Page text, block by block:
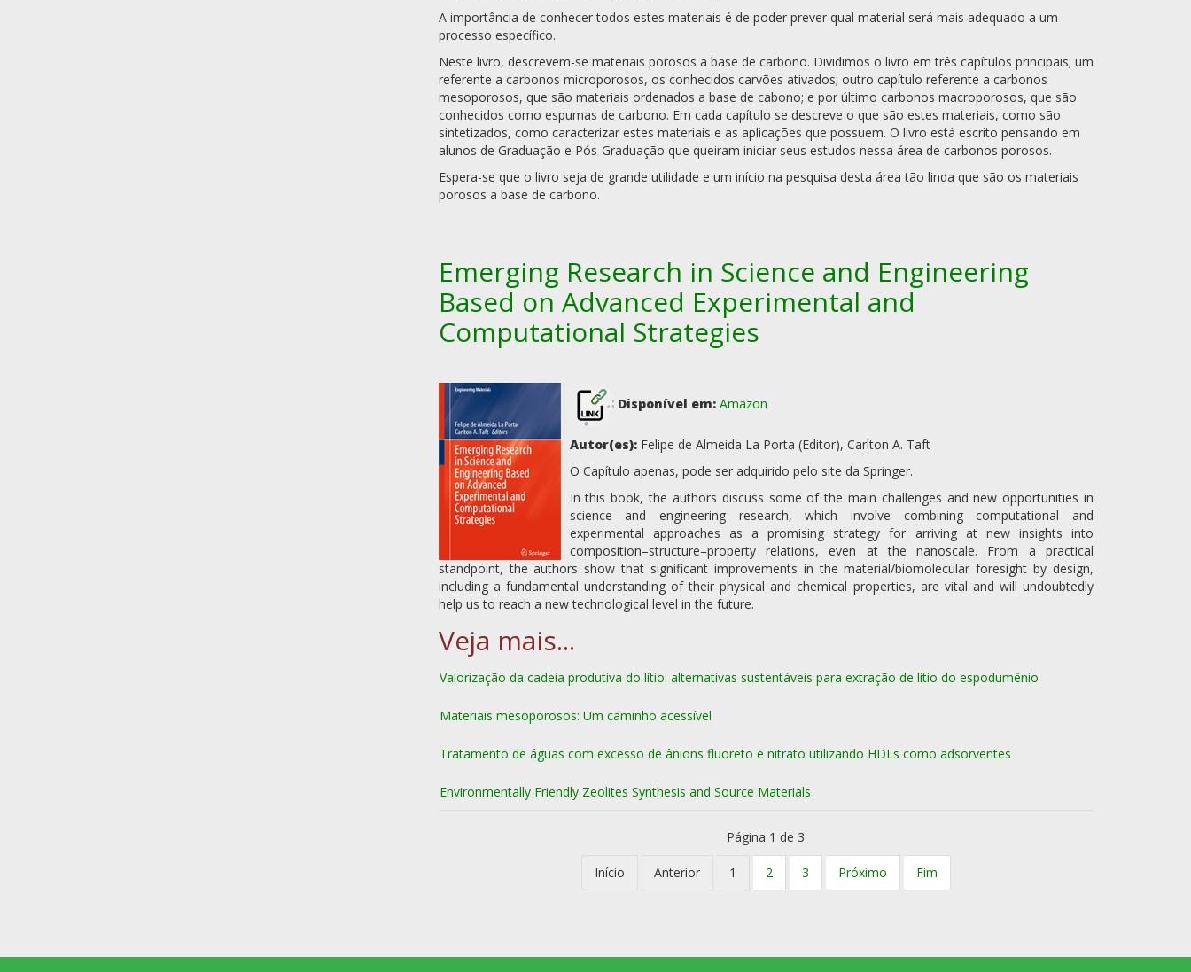
A importância de conhecer todos estes materiais é de poder prever qual material será mais adequado a um
processo específico.
Neste livro, descrevem-se materiais porosos a base de carbono. Dividimos o livro em três capítulos principais; um
referente a carbonos microporosos, os conhecidos carvões ativados; outro capítulo referente a carbonos
mesoporosos, que são materiais ordenados a base de cabono; e por último carbonos macroporosos, que são
conhecidos como espumas de carbono. Em cada capítulo se descreve o que são estes materiais, como são
sintetizados, como caracterizar estes materiais e as aplicações que possuem. O livro está escrito pensando em
alunos de Graduação e Pós-Graduação que queiram iniciar seus estudos nessa área de carbonos porosos.
Espera-se que o livro seja de grande utilidade e um início na pesquisa desta área tão linda que são os materiais
porosos a base de carbono.
Emerging Research in Science and Engineering
Based on Advanced Experimental and
Computational Strategies
Disponível em: Amazon
Autor(es):Felipe de Almeida La Porta (Editor), Carlton A. Taft
O Capítulo apenas, pode ser adquirido pelo site da Springer.
In this book, the authors discuss some of the main challenges and new opportunities in
science and engineering research, which involve combining computational and
experimental approaches as a promising strategy for arriving at new insights into
composition–structure–property relations, even at the nanoscale. From a practical
standpoint, the authors show that significant improvements in the material/biomolecular foresight by design,
including a fundamental understanding of their physical and chemical properties, are vital and will undoubtedly
help us to reach a new technological level in the future.
Valorização da cadeia produtiva do lítio: alternativas sustentáveis para extração de lítio do espodumênio
Materiais mesoporosos: Um caminho acessível
Tratamento de águas com excesso de ânions fluoreto e nitrato utilizando HDLs como adsorventes
Environmentally Friendly Zeolites Synthesis and Source Materials
Página 1 de 3
Início Anterior 1 2 3 Próximo Fim